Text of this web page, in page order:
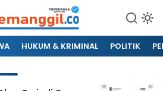
HUKUM & KRIMINAL POLITIK